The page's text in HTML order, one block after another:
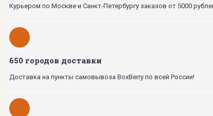
Курьером по Москве и Санкт-Петербургу заказов от 5000
650 городов доставки
Доставка на пункты самовывоза BoxBerry по всей России!